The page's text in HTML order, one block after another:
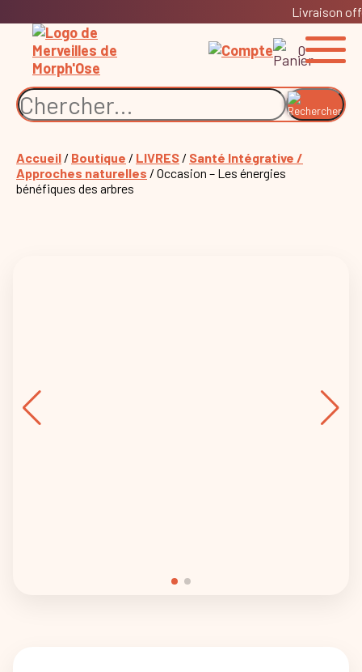
Livraison
0
Accueil / Boutique / LIVRES / Santé Intégrative /
Approches naturelles / Occasion – Les énergies
bénéfiques des arbres